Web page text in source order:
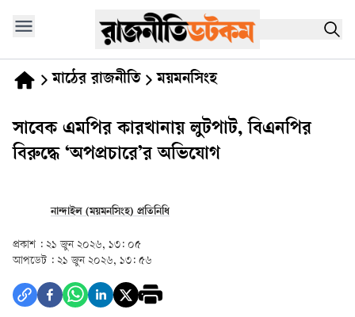
মাঠের রাজনীতি ময়মনসিংহ
সাবেক এমপির কারখানায় লুটপাট, বিএনপির
বিরুদ্ধে ‘অপপ্রচারে’র অভিযোগ
নান্দাইল (ময়মনসিংহ) প্রতিনিধি
প্রকাশ : ২১ জুন ২০২৬, ১৩: ০৫
আপডেট : ২১ জুন ২০২৬, ১৩: ৫৬